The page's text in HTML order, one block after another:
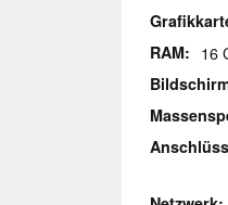
RAM 16